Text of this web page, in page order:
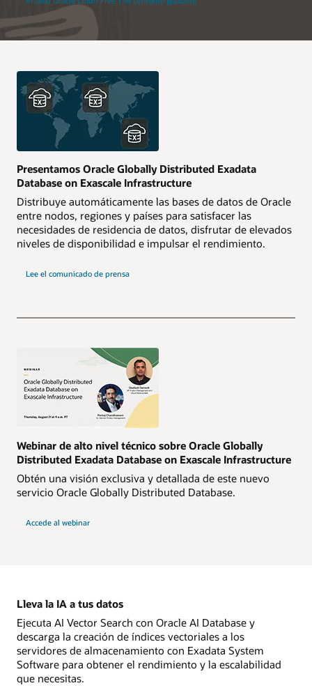
Presentamos Oracle Globally Distributed Exadata
Database on Exascale Infrastructure
Distribuye automáticamente las bases de datos de Oracle
entre nodos, regiones y países para satisfacer las
necesidades de residencia de datos, disfrutar de elevados
niveles de disponibilidad e impulsar el rendimiento.
Lee el comunicado de prensa
Webinar de alto nivel técnico sobre Oracle Globally
Distributed Exadata Database on Exascale Infrastructure
Obtén una visión exclusiva y detallada de este nuevo
servicio Oracle Globally Distributed Database.
Accede al webinar
Lleva la IA a tus datos
Ejecuta AI Vector Search con Oracle AI Database y
descarga la creación de índices vectoriales a los
servidores de almacenamiento con Exadata System
Software para obtener el rendimiento y la escalabilidad
que necesitas.